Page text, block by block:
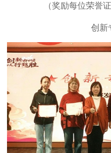
（奖励每位荣誉
创新